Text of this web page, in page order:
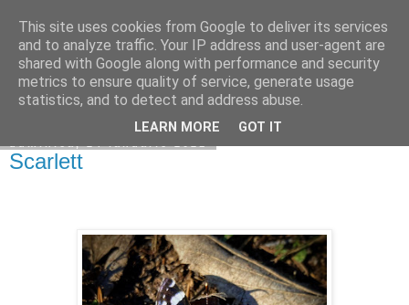
Becerescu.ro
Scarlett
This site uses cookies from Google to deliver its services
and to analyze traffic. Your IP address and user-agent are
shared with Google along with performance and security
metrics to ensure quality of service, generate usage
statistics, and to detect and address abuse.
LEARN MORE GOT IT